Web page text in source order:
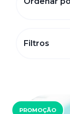
Filtros
PROMOÇÃO